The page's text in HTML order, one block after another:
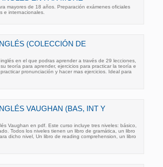
mayores de 18 años. Preparación exámenes oficiales
e internacionales.
(COLECCIÓN DE
en el que podras aprender a través de 29 lecciones,
teoría para aprender, ejercicios para practicar la teoría e
pronunciación y hacer mas ejercicios. Ideal para
VAUGHAN (BAS, INT Y
Vaughan en pdf. Este curso incluye tres niveles: básico,
Todos los niveles tienen un libro de gramática, un libro
dicho nivel, Un libro de reading comprehension, un libro